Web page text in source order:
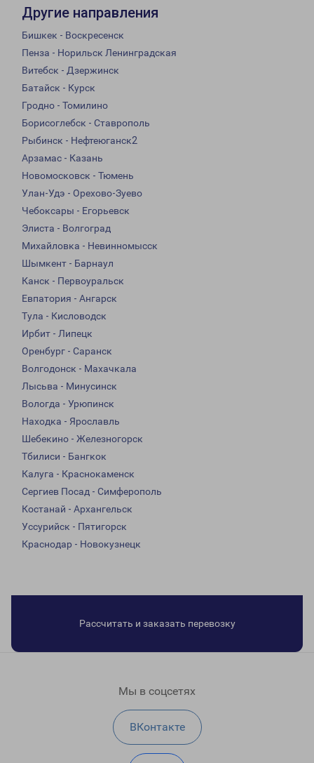
Другие направления
Бишкек - Воскресенск
Пенза - Норильск Ленинградская
Витебск - Дзержинск
Батайск - Курск
Гродно - Томилино
Борисоглебск - Ставрополь
Рыбинск - Нефтеюганск2
Арзамас - Казань
Новомосковск - Тюмень
Улан-Удэ - Орехово-Зуево
Чебоксары - Егорьевск
Элиста - Волгоград
Михайловка - Невинномысск
Шымкент - Барнаул
Канск - Первоуральск
Евпатория - Ангарск
Тула - Кисловодск
Ирбит - Липецк
Оренбург - Саранск
Волгодонск - Махачкала
Лысьва - Минусинск
Вологда - Урюпинск
Находка - Ярославль
Шебекино - Железногорск
Тбилиси - Бангкок
Калуга - Краснокаменск
Сергиев Посад - Симферополь
Костанай - Архангельск
Уссурийск - Пятигорск
Краснодар - Новокузнецк
Рассчитать и заказать перевозку
Мы в соцсетях
ВКонтакте